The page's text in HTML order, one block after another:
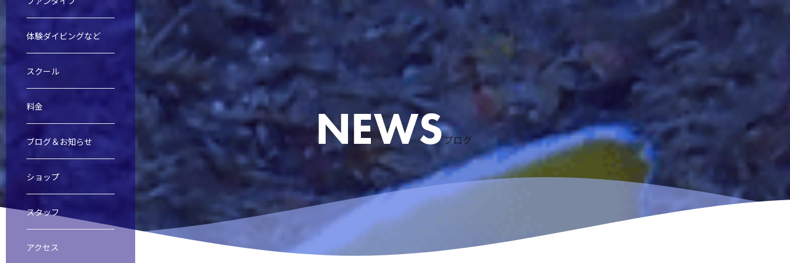
慶良間諸島ファンダイビング 粟国島遠征
リクエストコース
ビーチダイビング
体験ダイビングなど
慶良間諸島体験ダイビング＆スノーケリング 慶良間諸島スノーケリング
スクール
オープンウォーター・ダイバー・コース アドバンスドオープンウォーターコース
レスキューダイバーコース EFRコース
スペシャルティダイバーコース
料金
ファンダイブ 体験ダイビングなど
器材レンタル
ブログ＆お知らせ
ショップ
スタッフ
アクセス
ブログ